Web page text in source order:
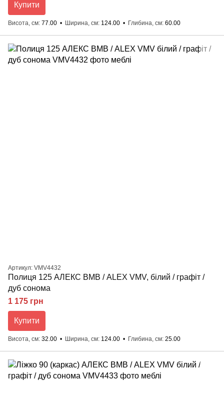
Купити
Висота, см 77.00 Ширина, см 124.00 Глибина, см 60.00
Артикул: VMV4432
Полиця 125 АЛЕКС ВМВ / ALEX VMV, білий / графіт /
дуб сонома
1 175 грн
Купити
Висота, см 32.00 Ширина, см 124.00 Глибина, см 25.00